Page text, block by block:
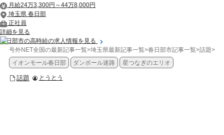
月給24万3,300円～44万8,000円
埼玉県 春日部
正社員
詳細を見る
春日部市の高時給の求人情報を見る
号外NET全国の最新記事一覧>埼玉県最新記事一覧>春日部市記事一覧>話題>【
イオンモール春日部
ダンボール迷路 星つなぎのエリオ
話題 とうとう